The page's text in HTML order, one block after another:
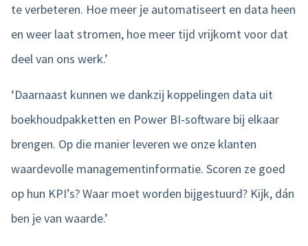
te verbeteren. Hoe meer je automatiseert en data heen
en weer laat stromen, hoe meer tijd vrijkomt voor dat
deel van ons werk.’
‘Daarnaast kunnen we dankzij koppelingen data uit
boekhoudpakketten en Power BI-software bij elkaar
brengen. Op die manier leveren we onze klanten
waardevolle managementinformatie. Scoren ze goed
op hun KPI’s? Waar moet worden bijgestuurd? Kijk, dán
ben je van waarde.’